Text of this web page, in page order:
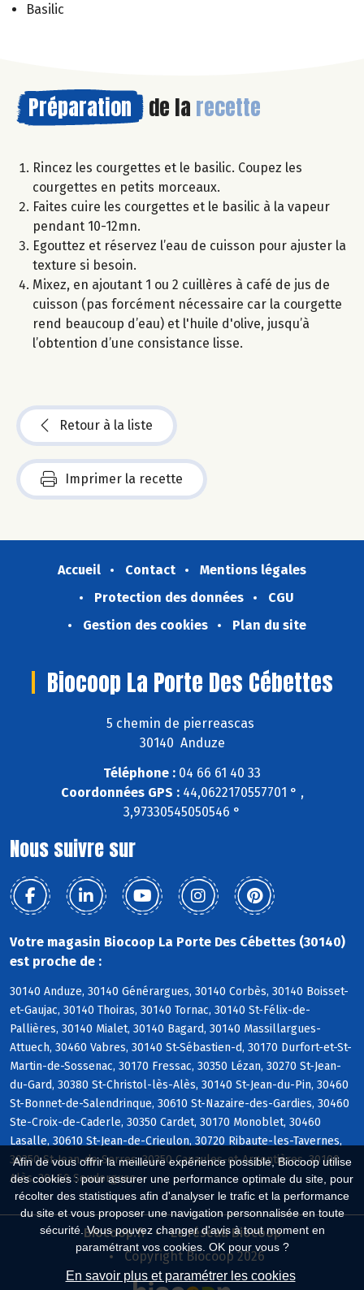
Afin de vous offrir la meilleure expérience possible, Biocoop utilise
des cookies : pour assurer une performance optimale du site, pour
récolter des statistiques afin d'analyser le trafic et la performance
du site et vous proposer une navigation personnalisée en toute
sécurité. Vous pouvez changer d'avis à tout moment en
paramétrant vos cookies. OK pour vous ?
En savoir plus et paramétrer les cookies
Basilic
Préparation de la recette
Rincez les courgettes et le basilic. Coupez les
courgettes en petits morceaux.
Faites cuire les courgettes et le basilic à la vapeur
pendant 10-12mn.
Egouttez et réservez l’eau de cuisson pour ajuster la
texture si besoin.
Mixez, en ajoutant 1 ou 2 cuillères à café de jus de
cuisson (pas forcément nécessaire car la courgette
rend beaucoup d’eau) et l'huile d'olive, jusqu’à
l’obtention d’une consistance lisse.
Retour à la liste
Imprimer la recette
Accueil Contact
Mentions légales
Protection des données
CGU
Gestion des cookies
Plan du site
Biocoop La Porte Des Cébettes
5 chemin de pierreascas
30140 Anduze
Téléphone : 04 66 61 40 33
Coordonnées GPS :44,0622170557701 ° ,
3,97330545050546 °
Nous suivre sur
Votre magasin Biocoop La Porte Des Cébettes (30140)
est proche de :
30140 Anduze, 30140 Générargues, 30140 Corbès, 30140 Boisset-
et-Gaujac, 30140 Thoiras, 30140 Tornac, 30140 St-Félix-de-
Pallières, 30140 Mialet, 30140 Bagard, 30140 Massillargues-
Attuech, 30460 Vabres, 30140 St-Sébastien-d, 30170 Durfort-et-St-
Martin-de-Sossenac, 30170 Fressac, 30350 Lézan, 30270 St-Jean-
du-Gard, 30380 St-Christol-lès-Alès, 30140 St-Jean-du-Pin, 30460
St-Bonnet-de-Salendrinque, 30610 St-Nazaire-des-Gardies, 30460
Ste-Croix-de-Caderle, 30350 Cardet, 30170 Monoblet, 30460
Lasalle, 30610 St-Jean-de-Crieulon, 30720 Ribaute-les-Tavernes,
30350 St-Jean-de-Serres, 30350 Canaules-et-Argentières, 30100
Alès, 30460 Soudorgues
Biocoop.fr
Le réseau Biocoop
Copyright Biocoop 2026